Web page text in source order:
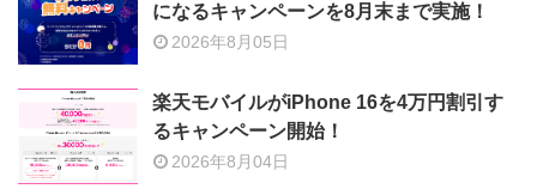
になるキャンペーンを8月末まで実施！
2026年8月05日
楽天モバイルがiPhone 16を4万円割引す
るキャンペーン開始！
2026年8月04日